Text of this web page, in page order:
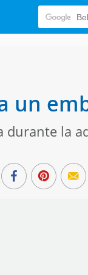
un
durante la